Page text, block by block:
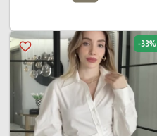
favorite_border -33%